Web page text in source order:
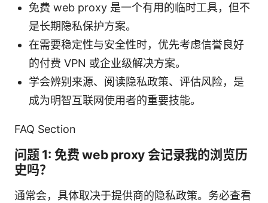
免费 web proxy 是一个有用的临时工具，但不
是长期隐私保护方案。
在需要稳定性与安全性时，优先考虑信誉良好
的付费 VPN 或企业级解决方案。
学会辨别来源、阅读隐私政策、评估风险，是
成为明智互联网使用者的重要技能。
FAQ Section
问题 1: 免费 web proxy 会记录我的浏览历
史吗？
通常会，具体取决于提供商的隐私政策。务必查看